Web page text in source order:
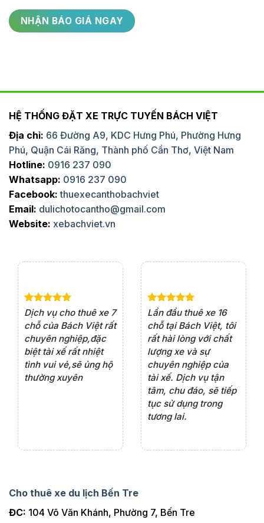
HỆ THỐNG ĐẶT XE TRỰC TUYẾN BÁCH VIỆT
Địa chỉ: 66 Đường A9, KDC Hưng Phú, Phường Hưng
Phú, Quận Cái Răng, Thành phố Cần Thơ, Việt Nam
Hotline: 0916 237 090
Whatsapp: 0916 237 090
Facebook: thuexecanthobachviet
Email: dulichotocantho@gmail.com
Website: xebachviet.vn
Dịch vụ cho thuê xe 7
chỗ của Bách Việt rất
chuyên nghiệp,đặc
biệt tài xế rất nhiệt
tình vui vẻ,sẽ ủng hộ
thường xuyên
Lần đầu thuê xe 16
chỗ tại Bách Việt, tôi
rất hài lòng với chất
lượng xe và sự
chuyên nghiệp của
tài xế. Dịch vụ tận
tâm, chu đáo, sẽ tiếp
tục sử dụng trong
tương lai.
Cho thuê xe du lịch Bến Tre
ĐC: 104 Võ Văn Khánh, Phường 7, Bến Tre